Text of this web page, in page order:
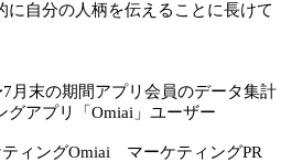
に自分の人柄を伝えることに長けて
月末の期間アプリ会員のデータ集計
グアプリ「Omiai」ユーザー
ティングOmiai マーケティングPR